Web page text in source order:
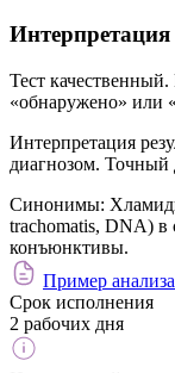
Интерпретация
Тест качественный.
«обнаружено» или
Интерпретация
диагнозом. Точный
Синонимы:
trachomatis, DNA) в
конъюнктивы.
Пример
Срок исполнения
2 рабочих дня